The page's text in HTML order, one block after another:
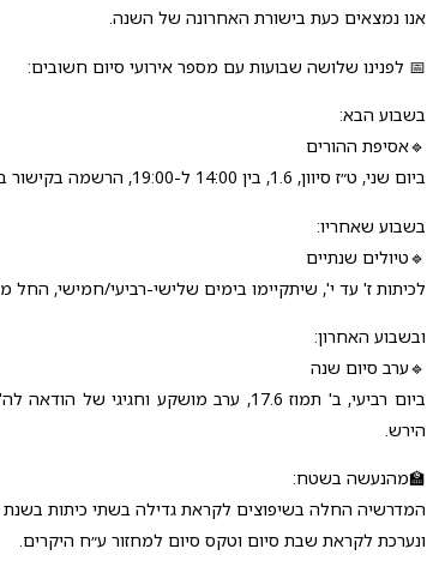
אנו נמצאים כעת בישורת האחרונה של השנה.
📅 לפנינו שלושה שבועות עם מספר אירועי סיום חשובים:
בשבוע הבא:
🔹אסיפת ההורים
ביום שני, ט״ז סיוון, 1.6, בין 14:00 ל-19:00, הרשמה בקישור במסמך המצורף לעיל.
בשבוע שאחריו:
🔹טיולים שנתיים
לכיתות ז' עד י', שיתקיימו בימים שלישי-רביעי/חמישי, החל
ובשבוע האחרון:
🔹ערב סיום שנה
ביום רביעי, ב' תמוז 17.6, ערב מושקע וחגיגי
הירש.
🏫מהנעשה בשטח:
המדרשיה החלה בשיפוצים לקראת גדילה בשתי כיתות
ונערכת לקראת שבת סיום וטקס סיום למחזור ע״ח היקרים.